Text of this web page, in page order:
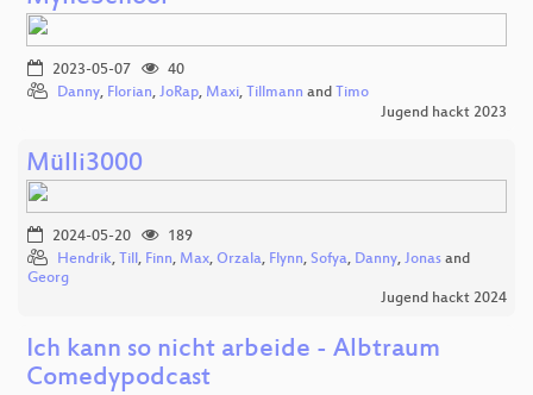
2023-05-07
40
Danny, Florian, JoRap, Maxi, Tillmann and Timo
Jugend hackt 2023
Mülli3000
2024-05-20
189
Hendrik, Till, Finn, Max, Orzala, Flynn, Sofya, Danny, Jonas and
Georg
Jugend hackt 2024
Ich kann so nicht arbeide - Albtraum
Comedypodcast